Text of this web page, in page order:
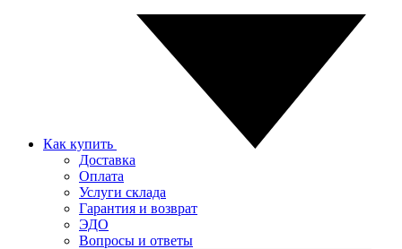
Как купить
Доставка
Оплата
Услуги склада
Гарантия и возврат
ЭДО
Вопросы и ответы